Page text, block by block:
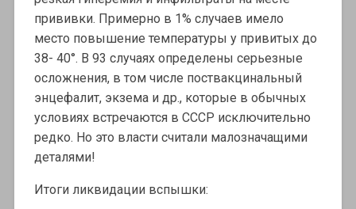
прививки. Примерно в 1% случаев имело
место повышение температуры у привитых до
38- 40°. В 93 случаях определены серьезные
осложнения, в том числе поствакцинальный
энцефалит, экзема и др., которые в обычных
условиях встречаются в СССР исключительно
редко. Но это власти считали малозначащими
деталями!
Итоги ликвидации вспышки: